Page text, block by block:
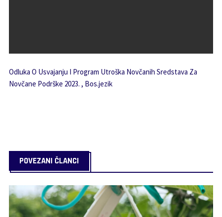
Odluka O Usvajanju I Program Utroška Novčanih Sredstava Za
Novčane Podrške 2023. , Bos.jezik
POVEZANI ČLANCI